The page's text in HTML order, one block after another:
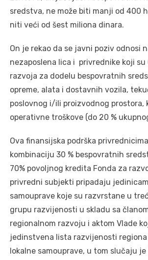
sredstva, ne može biti manji od 400
niti veći od šest miliona dinara.
On je rekao da se javni poziv odnosi
nezaposlena lica i privrednike koji
razvoja za dodelu bespovratnih
opreme, alata i dostavnih vozila,
poslovnog i/ili proizvodnog prostora,
operativne troškove (do 20 %
Ova finansijska podrška
kombinaciju 30 % bespovratnih
70% povoljnog kredita Fonda za
privredni subjekti pripadaju
samouprave koje su razvrstane u
grupu razvijenosti u skladu sa
regionalnom razvoju i aktom Vlade
jedinstvena lista razvijenosti
lokalne samouprave, u tom slučaju